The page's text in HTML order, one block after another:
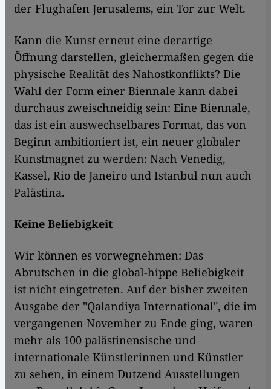
der Flughafen Jerusalems, ein Tor zur Welt.
Kann die Kunst erneut eine derartige
Öffnung darstellen, gleichermaßen gegen die
physische Realität des Nahostkonflikts? Die
Wahl der Form einer Biennale kann dabei
durchaus zweischneidig sein: Eine Biennale,
das ist ein auswechselbares Format, das von
Beginn ambitioniert ist, ein neuer globaler
Kunstmagnet zu werden: Nach Venedig,
Kassel, Rio de Janeiro und Istanbul nun auch
Palästina.
Keine Beliebigkeit
Wir können es vorwegnehmen: Das
Abrutschen in die global-hippe Beliebigkeit
ist nicht eingetreten. Auf der bisher zweiten
Ausgabe der "Qalandiya International", die im
vergangenen November zu Ende ging, waren
mehr als 100 palästinensische und
internationale Künstlerinnen und Künstler
zu sehen, in einem Dutzend Ausstellungen